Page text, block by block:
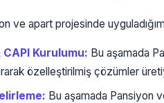
ve apart projesinde
CAPI Kurulumu: Bu aşamada
özelleştirilmiş çözümler
Bu aşamada Pansiyon